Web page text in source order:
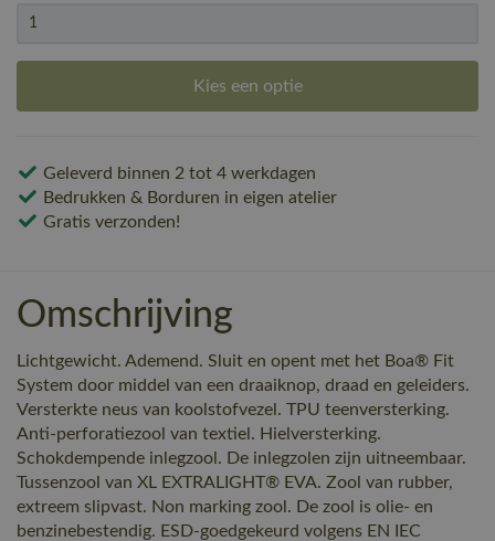
Kies een optie
Geleverd binnen 2 tot 4 werkdagen
Bedrukken & Borduren in eigen atelier
Gratis verzonden!
Omschrijving
Lichtgewicht. Ademend. Sluit en opent met het Boa® Fit
System door middel van een draaiknop, draad en geleiders.
Versterkte neus van koolstofvezel. TPU teenversterking.
Anti-perforatiezool van textiel. Hielversterking.
Schokdempende inlegzool. De inlegzolen zijn uitneembaar.
Tussenzool van XL EXTRALIGHT® EVA. Zool van rubber,
extreem slipvast. Non marking zool. De zool is olie- en
benzinebestendig. ESD-goedgekeurd volgens EN IEC